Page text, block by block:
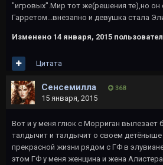
"игровых".Мир тот же(решения те),но он
Гарретом...внезапно и девушка стала
Изменено 14 января, 2015
Цитата
Сенсемилла 368
15 января, 2015
Вот и у меня глюк с Морриган вылезает
талдычит и талдычит о своем детёныше
прекрасной жизни рядом с ГФ в
этом ГФ у меня женщина и жена